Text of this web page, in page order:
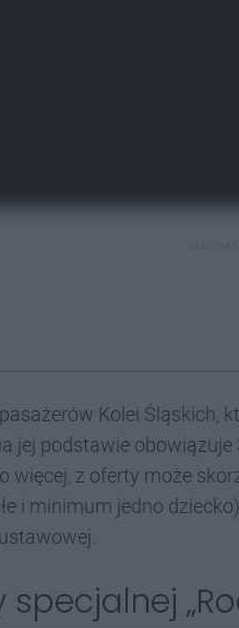
Kolei Śląskich,
jej podstawie obowiązuje
więcej, z oferty może
i minimum jedno